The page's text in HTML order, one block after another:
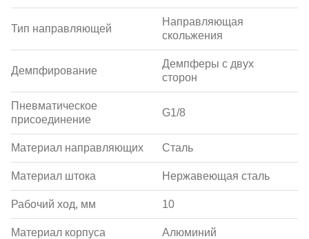
Тип направляющей
Направляющая
скольжения
Демпфирование
Демпферы с двух
сторон
Пневматическое
присоединение
G1/8
Материал направляющих Сталь
Материал штока Нержавеющая сталь
Рабочий ход, мм 10
Материал корпуса Алюминий